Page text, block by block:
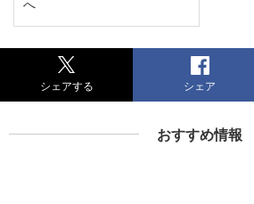
へ
シェアする シェア
おすすめ情報